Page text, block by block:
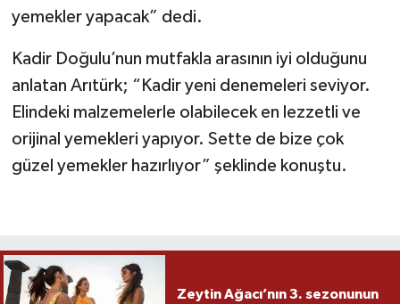
yemekler yapacak” dedi.
Kadir Doğulu’nun mutfakla arasının iyi olduğunu
anlatan Arıtürk; “Kadir yeni denemeleri seviyor.
Elindeki malzemelerle olabilecek en lezzetli ve
orijinal yemekleri yapıyor. Sette de bize çok
güzel yemekler hazırlıyor” şeklinde konuştu.
Zeytin Ağacı’nın 3. sezonunun